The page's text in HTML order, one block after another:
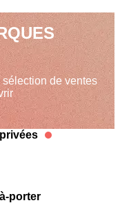
sélection de ventes
porter